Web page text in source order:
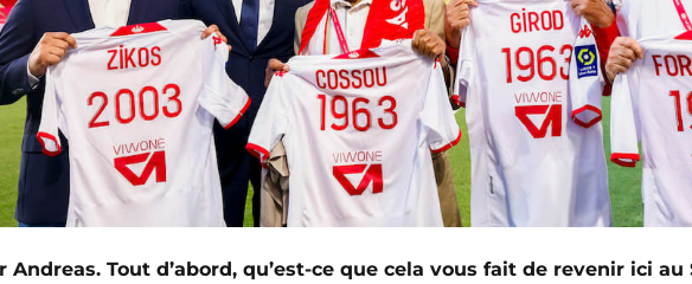
Andreas. Tout d’abord, qu’est-ce que cela vous fait de revenir ici au